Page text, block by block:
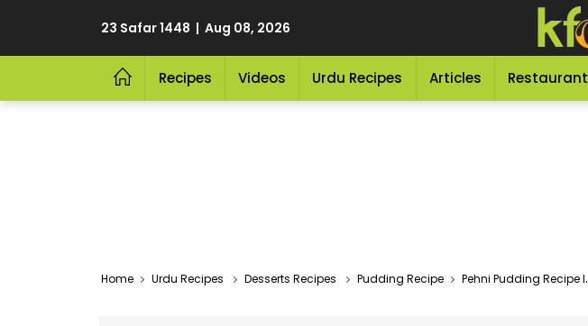
23 Safar 1448 | Aug 08, 2026
Recipes Videos Urdu Recipes Articles Restaurant
Home Urdu Recipes Desserts Recipes Pudding Recipe Pehni Pudding Recipe In Urdu